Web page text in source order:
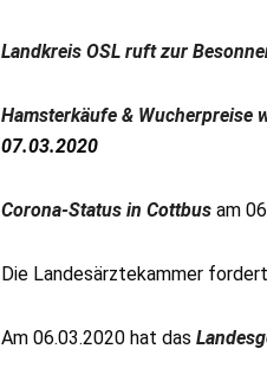
Landkreis OSL ruft zur
Hamsterkäufe & Wucherpreise
07.03.2020
Corona-Status in Cottbus am
Die Landesärztekammer
Am 06.03.2020 hat das